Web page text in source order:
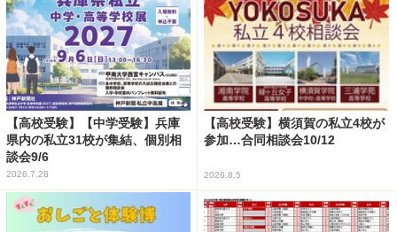
【高校受験】【中学受験】兵庫
県内の私立31校が集結、個別相
談会9/6
2026.7.28
【高校受験】横須賀の私立4校が
参加…合同相談会10/12
2026.8.5